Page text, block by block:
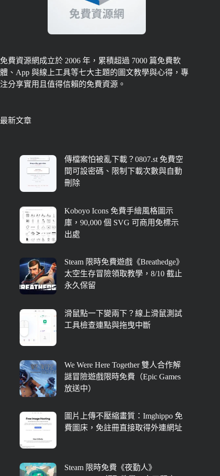
免費資源網成立於 2006 年，累積超過 7000 篇免費軟
體、App 與線上工具等七大主題的圖文教學與心得，專
注分享實用且值得信賴的免費資源。
最新文章
傳檔案怕被亂下載？0807.st 免費空
間可設密碼、限制下載次數與自動
刪除
Koboyo Icons 免費手繪風格圖示
庫，90,000 個 SVG 可商用免標示
出處
Steam 限時免費遊戲《Breathedge》
太空生存冒險領取教學，8/10 截止
永久保留
滑鼠點一下變兩下？線上滑鼠測試
工具檢查連點與拖曳中斷
We Were Here Together 雙人合作解
謎冒險遊戲限時免費（Epic Games
放送中）
圖片上傳不壓縮畫質：Imghippo 免
費圖床，免註冊直接取得外連網址
Steam 限時免費《夜勤人》